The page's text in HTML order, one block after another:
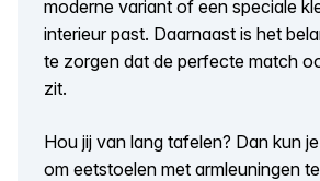
moderne variant of een speciale
interieur past. Daarnaast is het
te zorgen dat de perfecte match
zit.
Hou jij van lang tafelen? Dan kun
om eetstoelen met armleuningen